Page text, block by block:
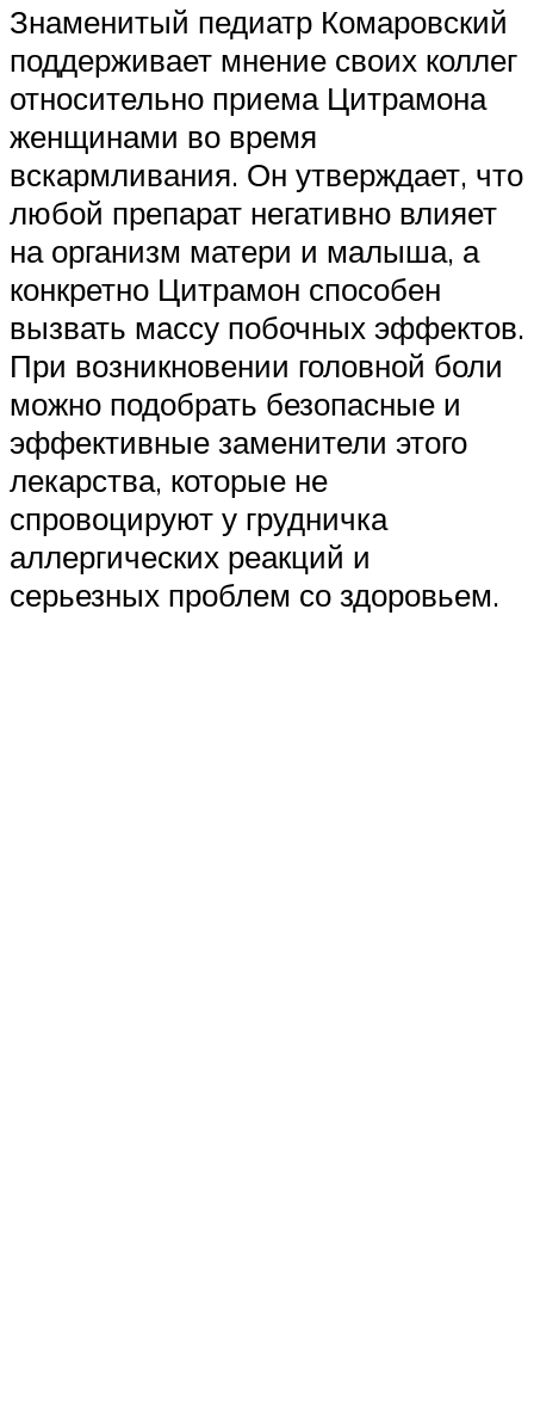
Знаменитый педиатр Комаровский
поддерживает мнение своих коллег
относительно приема Цитрамона
женщинами во время
вскармливания. Он утверждает, что
любой препарат негативно влияет
на организм матери и малыша, а
конкретно Цитрамон способен
вызвать массу побочных эффектов.
При возникновении головной боли
можно подобрать безопасные и
эффективные заменители этого
лекарства, которые не
спровоцируют у грудничка
аллергических реакций и
серьезных проблем со здоровьем.